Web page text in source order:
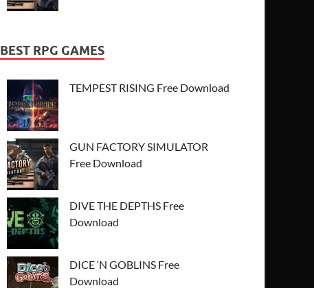
BEST RPG GAMES
TEMPEST RISING Free Download
GUN FACTORY SIMULATOR
Free Download
DIVE THE DEPTHS Free
Download
DICE ‘N GOBLINS Free
Download